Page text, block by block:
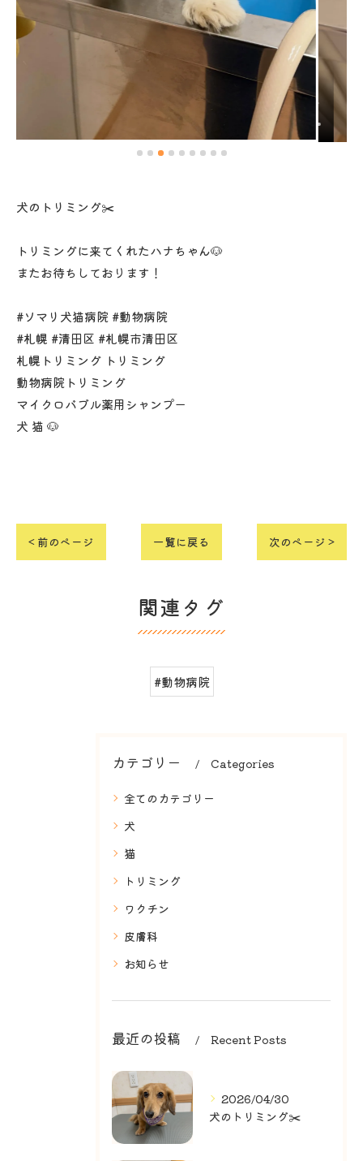
犬のトリミング✂️
トリミングに来てくれたハナちゃん🐶
またお待ちしております！
#ソマリ犬猫病院 #動物病院
#札幌 #清田区 #札幌市清田区
札幌トリミング トリミング
動物病院トリミング
マイクロバブル薬用シャンプー
犬 猫 🐶
< 前のページ 一覧に戻る 次のページ >
関連タグ
#動物病院
カテゴリー Categories
全てのカテゴリー
犬
猫
トリミング
ワクチン
皮膚科
お知らせ
最近の投稿 Recent Posts
2026/04/30
犬のトリミング✂️